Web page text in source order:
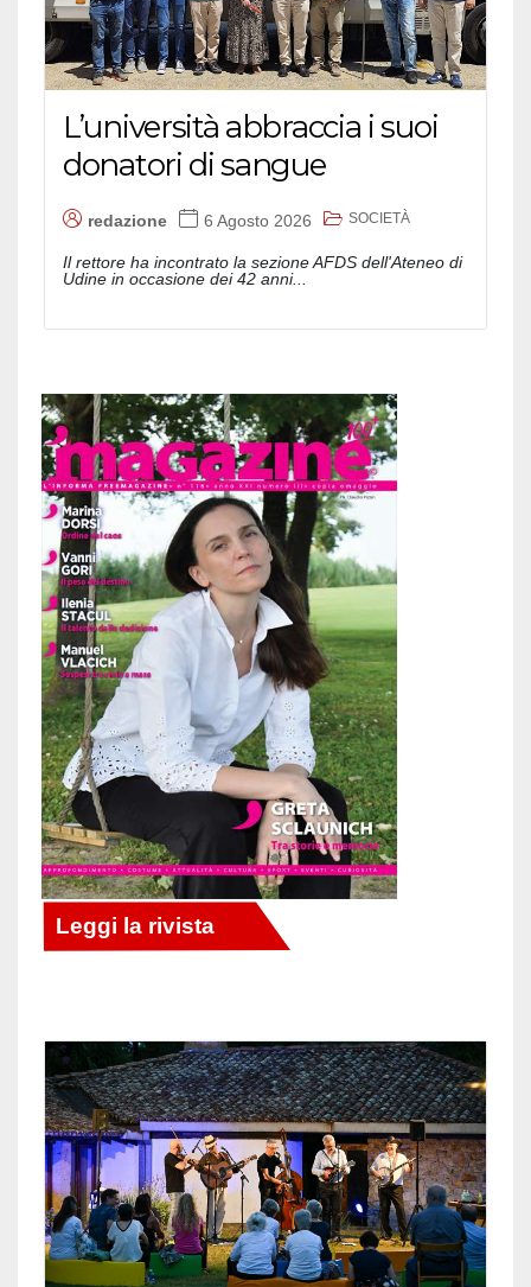
L’università abbraccia i suoi
donatori di sangue
redazione 6 Agosto 2026 SOCIETÀ
Il rettore ha incontrato la sezione AFDS dell'Ateneo di
Udine in occasione dei 42 anni...